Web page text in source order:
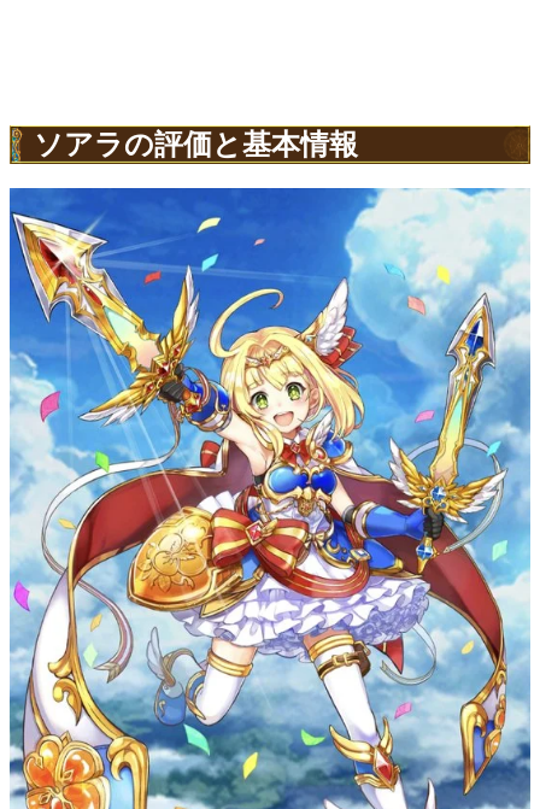
ソアラの評価と基本情報